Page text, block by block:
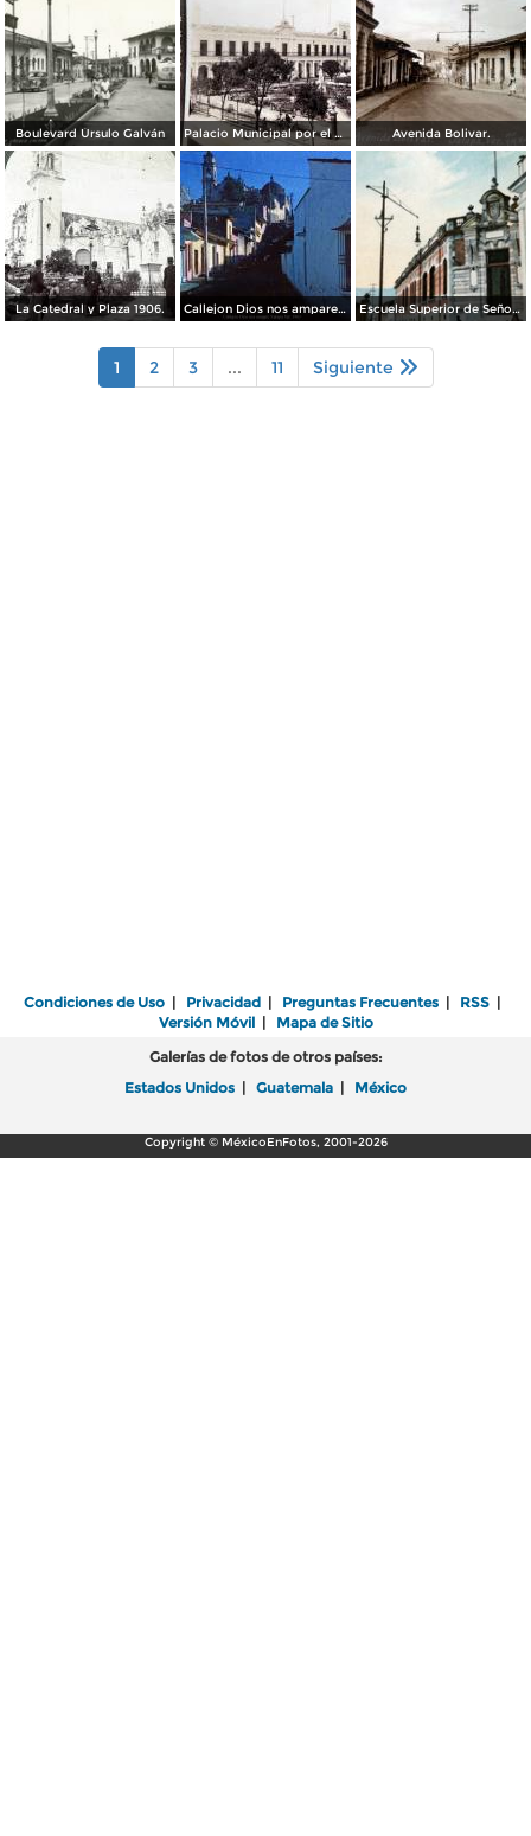
Boulevard Úrsulo Galván Palacio Municipal por el Fotógrafo Abel Briquet. Avenida Bolivar.
La Catedral y Plaza 1906. Callejon Dios nos ampare Xalapa Ver. 1963 Escuela Superior de Señoritas
1 2 3 ... 11 Siguiente
Condiciones de Uso | Privacidad | Preguntas Frecuentes | RSS |
Versión Móvil| Mapa de Sitio
Galerías de fotos de otros países:
Estados Unidos | Guatemala | México
Copyright © MéxicoEnFotos, 2001-2026